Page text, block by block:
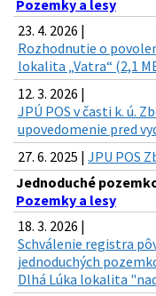
Pozemky a lesy
23. 4. 2026 |
Rozhodnutie o
lokalita „Vatra“ (2,1
12. 3. 2026 |
JPÚ POS v časti k. ú.
upovedomenie pred
27. 6. 2025 | JPU POS
Jednoduché
Pozemky a lesy
18. 3. 2026 |
Schválenie registra
jednoduchých
Dlhá Lúka lokalita